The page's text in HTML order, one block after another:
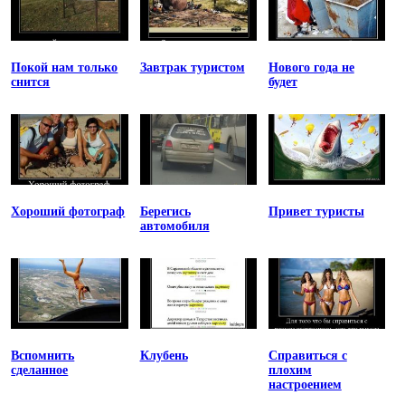
Покой нам только
снится
Завтрак туристом
Нового года не
будет
Хороший фотограф
Берегись
автомобиля
Привет туристы
Вспомнить
сделанное
Клубень
Справиться с
плохим
настроением